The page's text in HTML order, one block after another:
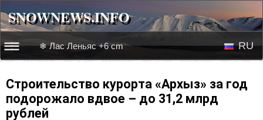
SNOWNEWS.INFO
☰☰
Веб-камеры
❄ Лас Леньяс +6 cm RU
Строительство курорта «Архыз» за год
подорожало вдвое – до 31,2 млрд
рублей